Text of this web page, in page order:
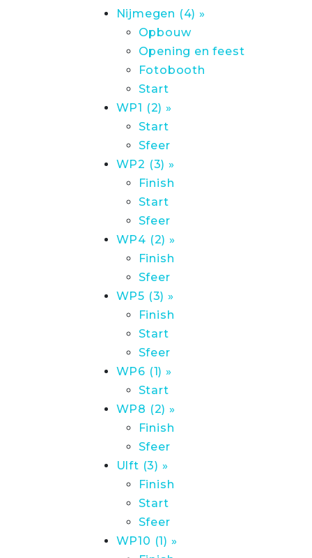
Nijmegen (4) »
Opbouw
Opening en feest
Fotobooth
Start
WP1 (2) »
Start
Sfeer
WP2 (3) »
Finish
Start
Sfeer
WP4 (2) »
Finish
Sfeer
WP5 (3) »
Finish
Start
Sfeer
WP6 (1) »
Start
WP8 (2) »
Finish
Sfeer
Ulft (3) »
Finish
Start
Sfeer
WP10 (1) »